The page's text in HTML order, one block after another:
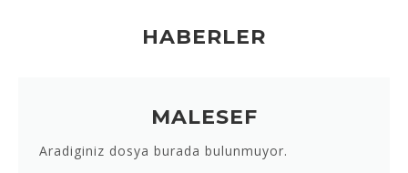
HABERLER
MALESEF
Aradiginiz dosya burada bulunmuyor.